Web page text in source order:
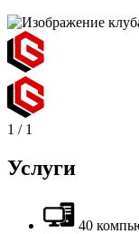
1 / 1
Услуги
40